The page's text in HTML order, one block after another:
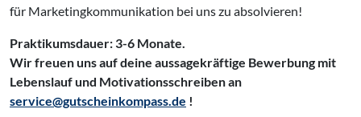
für Marketingkommunikation bei uns zu absolvieren!
Praktikumsdauer: 3-6 Monate.
Wir freuen uns auf deine aussagekräftige Bewerbung mit
Lebenslauf und Motivationsschreiben an
service@gutscheinkompass.de !